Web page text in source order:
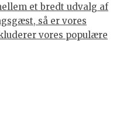
et bredt udvalg af
så er vores
vores populære